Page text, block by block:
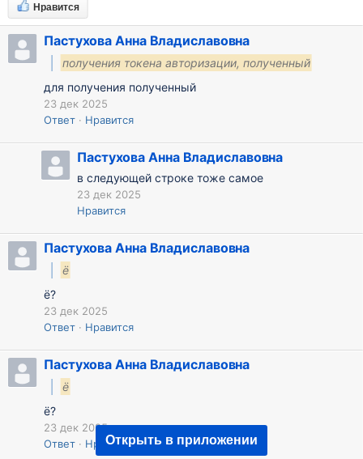
Нравится
Пастухова Анна Владиславовна
получения токена авторизации, полученный
для получения полученный
23 дек 2025
Ответ
Нравится
Пастухова Анна Владиславовна
в следующей строке тоже самое
23 дек 2025
Нравится
Пастухова Анна Владиславовна
ё
ё?
23 дек 2025
Ответ
Нравится
Пастухова Анна Владиславовна
ё
ё?
23 дек 2025
Ответ
Нравится
Открыть в приложении